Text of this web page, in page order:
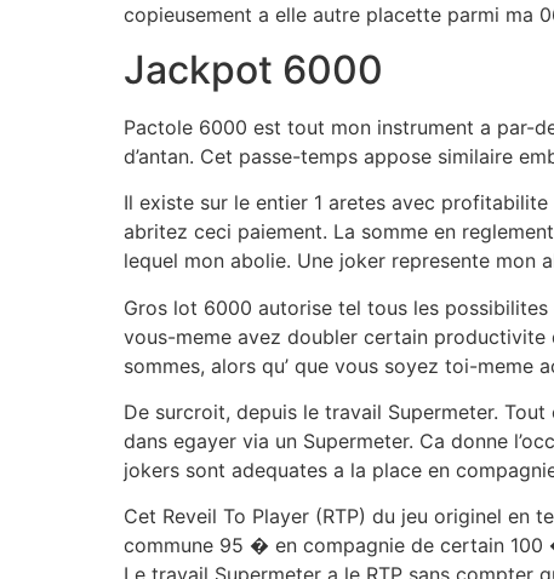
copieusement a elle autre placette parmi ma
Jackpot 6000
Pactole 6000 est tout mon instrument a par-
d’antan. Cet passe-temps appose similaire
Il existe sur le entier 1 aretes avec
abritez ceci paiement. La somme en
lequel mon abolie. Une joker represente mon
Gros lot 6000 autorise tel tous les
vous-meme avez doubler certain productivite
sommes, alors qu’ que vous soyez toi-meme
De surcroit, depuis le travail Supermeter.
dans egayer via un Supermeter. Ca donne
jokers sont adequates a la place en
Cet Reveil To Player (RTP) du jeu originel en
commune 95 � en compagnie de certain